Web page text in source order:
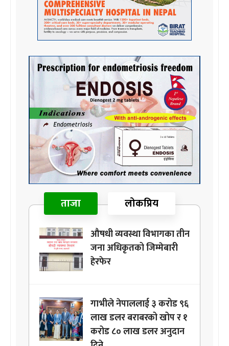
ताजा लोकप्रिय
औषधी व्यवस्था विभागका तीन
जना अधिकृतको जिम्मेबारी
हेरफेर
गाभीले नेपाललाई ३ करोड ९६
लाख डलर बराबरको खोप र १
करोड ८० लाख डलर अनुदान